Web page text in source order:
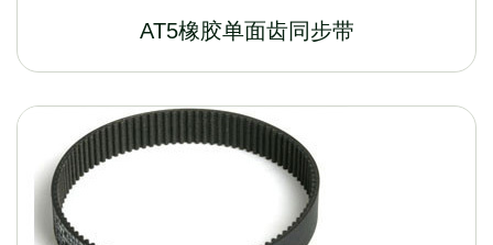
AT5橡胶单面齿同步带